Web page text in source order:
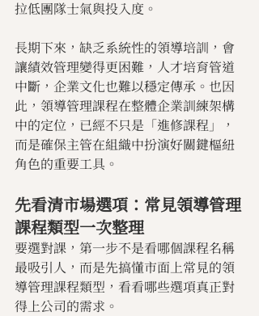
拉低團隊士氣與投入度。
長期下來，缺乏系統性的領導培訓，會
讓績效管理變得更困難，人才培育管道
中斷，企業文化也難以穩定傳承。也因
此，領導管理課程在整體企業訓練架構
中的定位，已經不只是「進修課程」，
而是確保主管在組織中扮演好關鍵樞紐
角色的重要工具。
先看清市場選項：常見領導管理
課程類型一次整理
要選對課，第一步不是看哪個課程名稱
最吸引人，而是先搞懂市面上常見的領
導管理課程類型，看看哪些選項真正對
得上公司的需求。